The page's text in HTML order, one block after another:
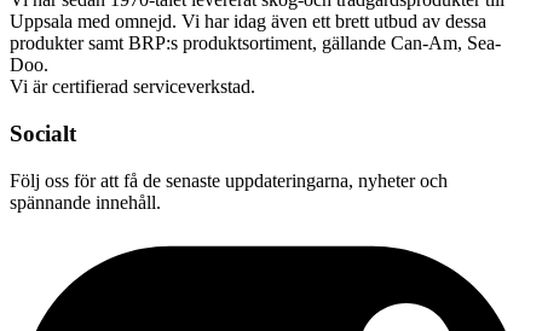
Uppsala med omnejd. Vi har idag även ett brett utbud av dessa
produkter samt BRP:s produktsortiment, gällande Can-Am, Sea-
Doo.
Vi är certifierad serviceverkstad.
Socialt
Följ oss för att få de senaste uppdateringarna, nyheter och
spännande innehåll.